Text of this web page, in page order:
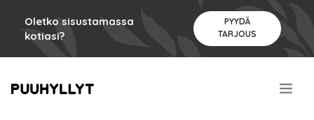
Oletko sisustamassa
kotiasi?
PYYDÄ
TARJOUS